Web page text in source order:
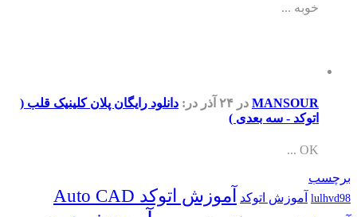
خوبه ...
MANSOUR در ۲۴ آذر در: دانلود رایگان پلان کلینیک قلب (
اتوکد - سه بعدی )
OK ...
برچسب
lulhvd98 آموزش اتوکد آموزش اتوکد Auto CAD